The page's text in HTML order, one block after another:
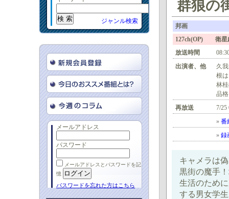
ジャンル検索
メールアドレス
パスワード
メールアドレスとパスワードを記
憶
パスワードを忘れた方はこちら
群狼の
邦画
127ch(OP) 衛星
放送時間
出演者、他
久
根
林
品
再放送
7/
» 番
» 録
キャメラは
黒街の魔手
生活のため
する男女学